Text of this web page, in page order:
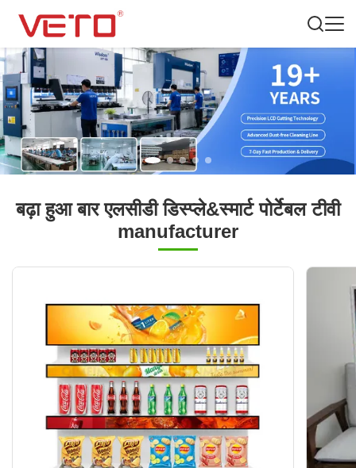
बढ़ा हुआ बार एलसीडी डिस्प्ले&स्मार्ट पोर्टेबल टीवी
manufacturer